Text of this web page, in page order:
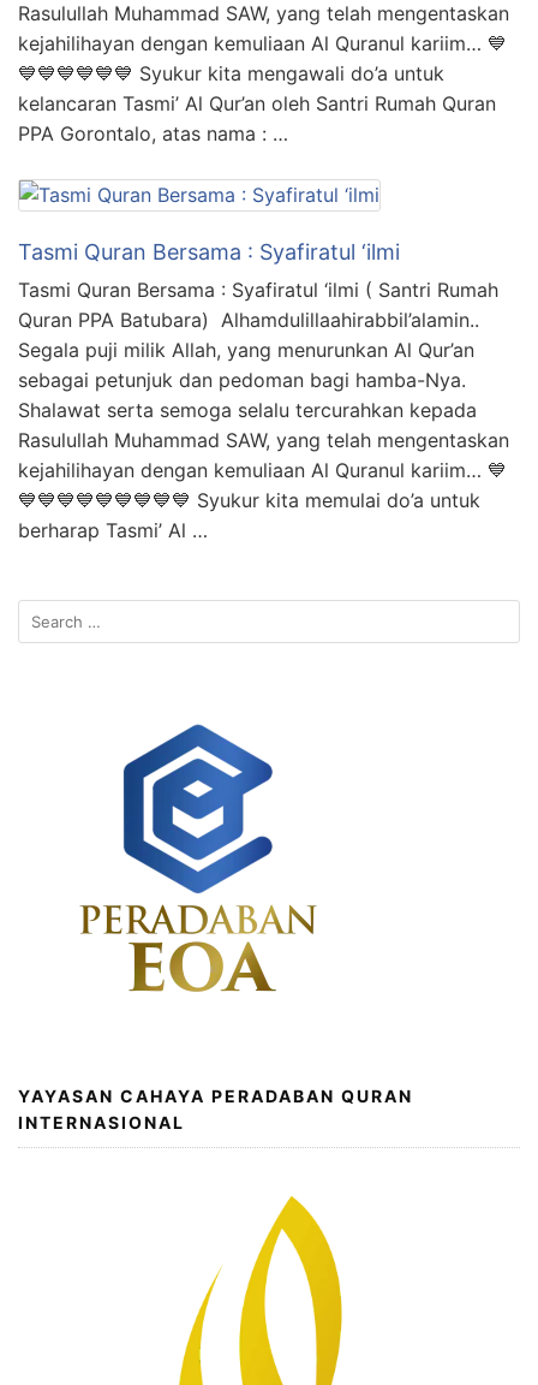
Rasulullah Muhammad SAW, yang telah mengentaskan
kejahilihayan dengan kemuliaan Al Quranul kariim… 💙
💙💙💙💙💙💙 Syukur kita mengawali do’a untuk
kelancaran Tasmi’ Al Qur’an oleh Santri Rumah Quran
PPA Gorontalo, atas nama : …
Tasmi Quran Bersama : Syafiratul ‘ilmi
Tasmi Quran Bersama : Syafiratul ‘ilmi ( Santri Rumah
Quran PPA Batubara) ️️️️️️️️️️️ Alhamdulillaahirabbil’alamin..
Segala puji milik Allah, yang menurunkan Al Qur’an
sebagai petunjuk dan pedoman bagi hamba-Nya.
Shalawat serta semoga selalu tercurahkan kepada
Rasulullah Muhammad SAW, yang telah mengentaskan
kejahilihayan dengan kemuliaan Al Quranul kariim… 💙
💙💙💙💙💙💙💙💙💙 Syukur kita memulai do’a untuk
berharap Tasmi’ Al …
Search
for:
YAYASAN CAHAYA PERADABAN QURAN
INTERNASIONAL